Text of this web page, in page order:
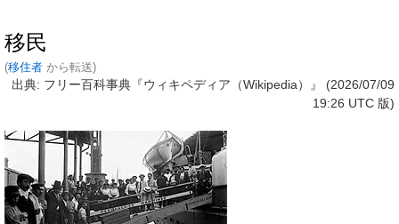
移民
(移住者 から転送)
出典: フリー百科事典『ウィキペディア（Wikipedia）』 (2026/07/09
19:26 UTC 版)